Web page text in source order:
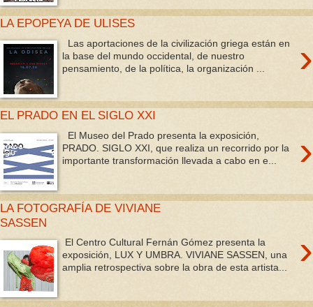
LA EPOPEYA DE ULISES
›
Las aportaciones de la civilización griega están en
la base del mundo occidental, de nuestro
pensamiento, de la política, la organización ...
EL PRADO EN EL SIGLO XXI
›
El Museo del Prado presenta la exposición,
PRADO. SIGLO XXI, que realiza un recorrido por la
importante transformación llevada a cabo en e...
LA FOTOGRAFÍA DE VIVIANE
SASSEN
›
El Centro Cultural Fernán Gómez presenta la
exposición, LUX Y UMBRA. VIVIANE SASSEN, una
amplia retrospectiva sobre la obra de esta artista...